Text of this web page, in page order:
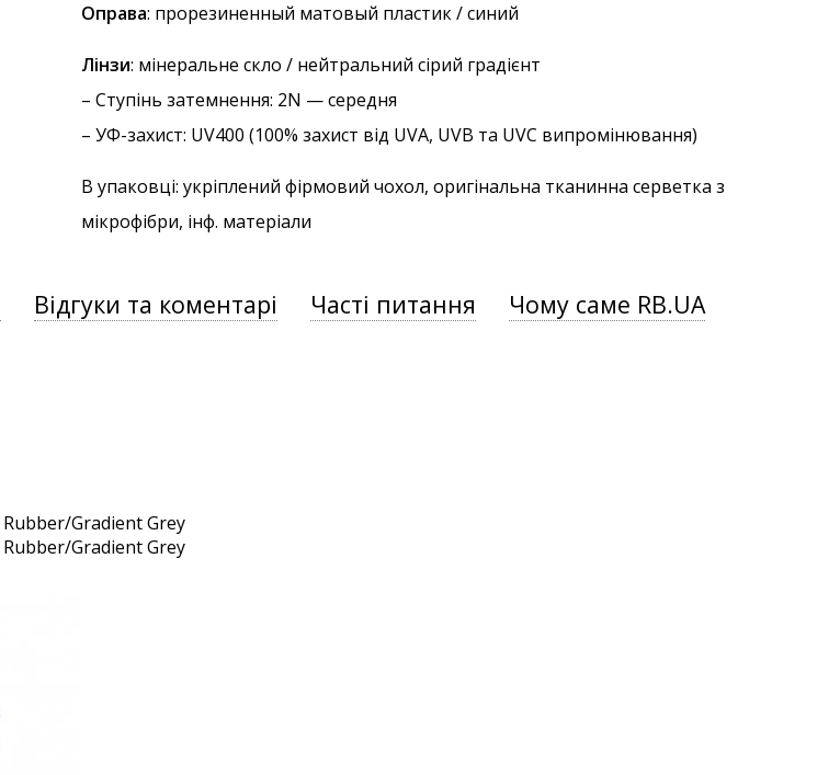
Оправа: прорезиненный матовый пластик / синий
Лінзи: мінеральне скло / нейтральний сірий градієнт
– Ступінь затемнення: 2N — середня
– УФ-захист: UV400 (100% захист від UVA, UVB та UVC випромінювання)
В упаковці: укріплений фірмовий чохол, оригінальна тканинна серветка з
мікрофібри, інф. матеріали
Відгуки та коментарі Часті питання Чому саме RB.UA